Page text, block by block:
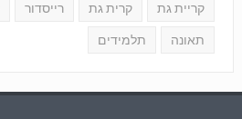
קריית גת קרית גת רייסדור
תאונה תלמידים